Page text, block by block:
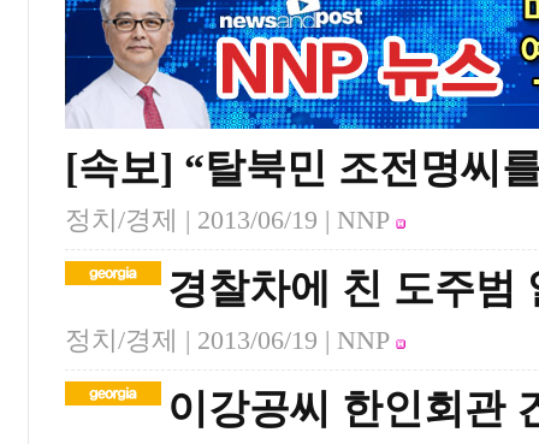
[속보] “탈북민 조전명씨
정치/경제 | 2013/06/19 | NNP
경찰차에 친 도주범
정치/경제 | 2013/06/19 | NNP
이강공씨 한인회관